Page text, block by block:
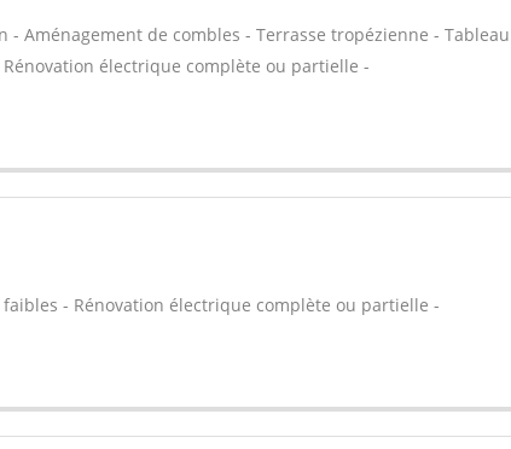
- Aménagement de combles - Terrasse tropézienne - Tableau
électrique complète ou partielle -
- Rénovation électrique complète ou partielle -